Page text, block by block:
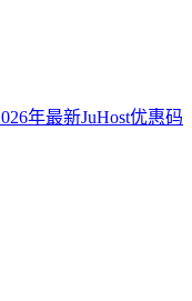
年最新JuHost优惠码